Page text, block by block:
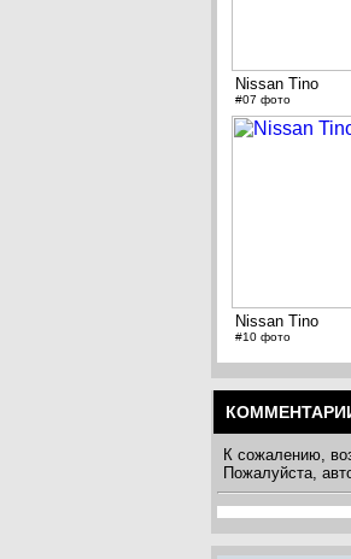
Nissan Tino
#07 фото
Nissan Tino
#10 фото
К сожалению,
Пожалуйста,